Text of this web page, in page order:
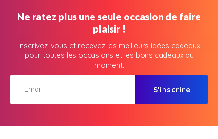
Ne ratez plus une seule occasion de faire
plaisir !
Inscrivez-vous et recevez les meilleurs idées cadeaux
pour toutes les occasions et les bons cadeaux du
moment.
S'inscrire